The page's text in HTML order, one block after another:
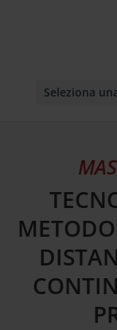
Seleziona